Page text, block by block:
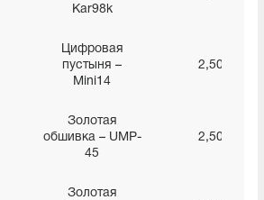
Kar98k
Цифровая
пустыня –
Mini14
2,50%
Золотая
обшивка – UMP-
45
2,50%
Золотая